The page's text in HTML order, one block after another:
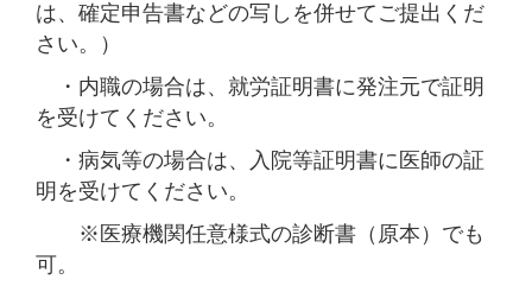
は、確定申告書などの写しを併せてご提出くだ
さい。）
・内職の場合は、就労証明書に発注元で証明
を受けてください。
・病気等の場合は、入院等証明書に医師の証
明を受けてください。
※医療機関任意様式の診断書（原本）でも
可。